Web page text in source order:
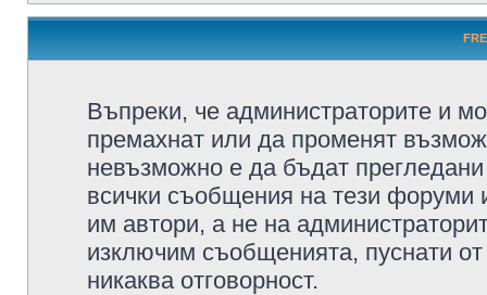
Въпреки, че администраторите и
премахнат или да променят
невъзможно е да бъдат
всички съобщения на тези форуми
им автори, а не на
изключим съобщенията, пуснати
никаква отговорност.